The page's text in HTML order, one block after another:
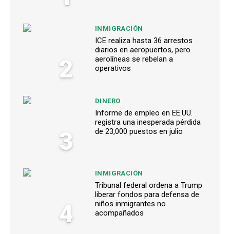
2
INMIGRACIÓN
ICE realiza hasta 36 arrestos
diarios en aeropuertos, pero
aerolíneas se rebelan a
operativos
3
DINERO
Informe de empleo en EE.UU.
registra una inesperada pérdida
de 23,000 puestos en julio
4
INMIGRACIÓN
Tribunal federal ordena a Trump
liberar fondos para defensa de
niños inmigrantes no
acompañados